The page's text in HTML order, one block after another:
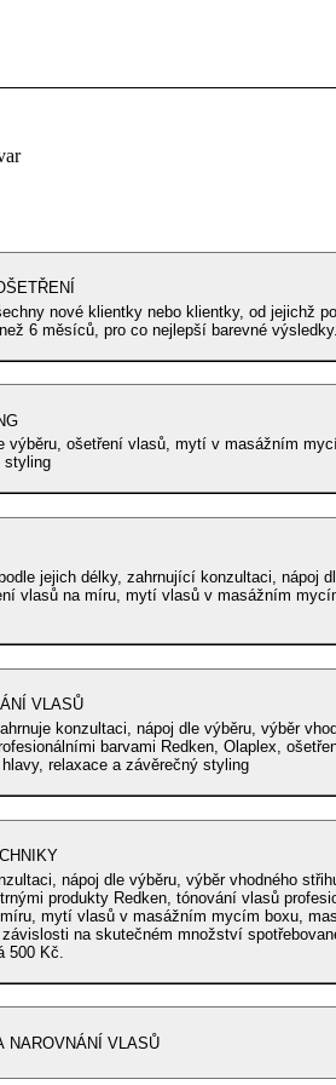
nové klientky nebo klientky, od jejichž
6 měsíců, pro co nejlepší barevné výsledky.
výběru, ošetření vlasů, mytí v masážním
styling
jejich délky, zahrnující konzultaci, nápoj
vlasů na míru, mytí vlasů v masážním
VLASŮ
konzultaci, nápoj dle výběru, výběr
barvami Redken, Olaplex,
relaxace a závěrečný styling
nápoj dle výběru, výběr vhodného
produkty Redken, tónování vlasů
mytí vlasů v masážním mycím boxu,
na skutečném množství
500 Kč.
NAROVNÁNÍ VLASŮ